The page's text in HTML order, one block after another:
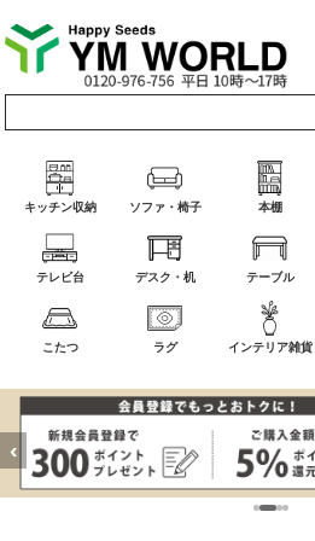
キッチン収納 ソファ・椅子 本棚
テレビ台 デスク・机 テーブル
こたつ ラグ インテリア雑貨
‹